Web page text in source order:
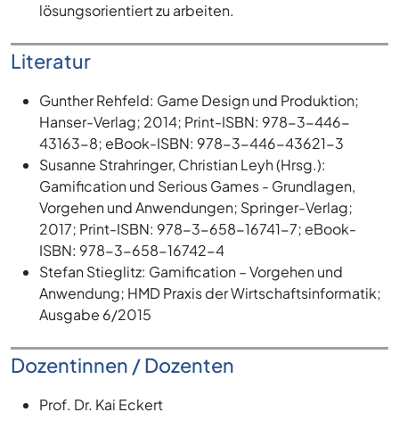
lösungsorientiert zu arbeiten.
Literatur
Gunther Rehfeld: Game Design und Produktion;
Hanser-Verlag; 2014; Print-ISBN: 978-3-446-
43163-8; eBook-ISBN: 978-3-446-43621-3
Susanne Strahringer, Christian Leyh (Hrsg.):
Gamification und Serious Games - Grundlagen,
Vorgehen und Anwendungen; Springer-Verlag;
2017; Print-ISBN: 978-3-658-16741-7; eBook-
ISBN: 978-3-658-16742-4
Stefan Stieglitz: Gamification – Vorgehen und
Anwendung; HMD Praxis der Wirtschaftsinformatik;
Ausgabe 6/2015
Dozentinnen / Dozenten
Prof. Dr. Kai Eckert